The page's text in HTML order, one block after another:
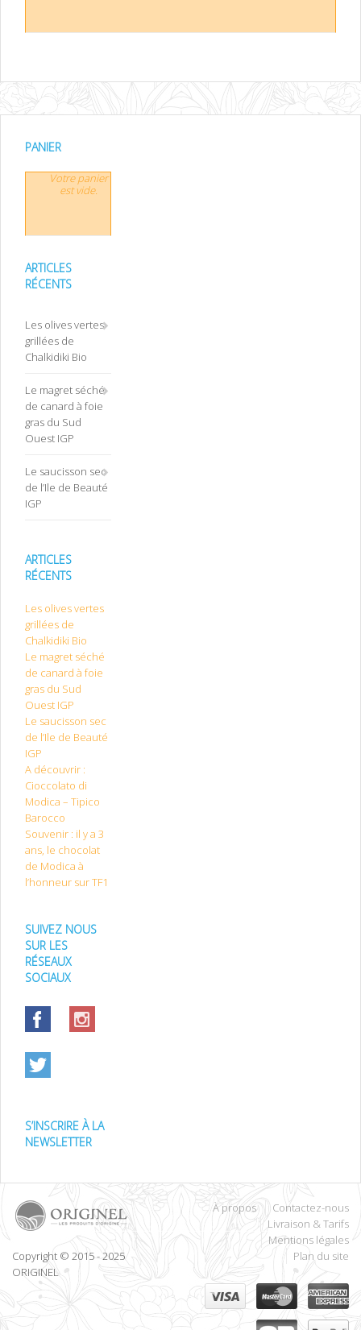
PANIER
Votre panier
est vide.
ARTICLES
RÉCENTS
Les olives vertes
grillées de
Chalkidiki Bio
Le magret séché
de canard à foie
gras du Sud
Ouest IGP
Le saucisson sec
de l’Ile de Beauté
IGP
ARTICLES
RÉCENTS
Les olives vertes
grillées de
Chalkidiki Bio
Le magret séché
de canard à foie
gras du Sud
Ouest IGP
Le saucisson sec
de l’Ile de Beauté
IGP
A découvrir :
Cioccolato di
Modica – Tipico
Barocco
Souvenir : il y a 3
ans, le chocolat
de Modica à
l’honneur sur TF1
SUIVEZ NOUS
SUR LES
RÉSEAUX
SOCIAUX
S’INSCRIRE À LA
NEWSLETTER
Copyright © 2015 - 2025
ORIGINEL
À propos
Contactez-nous
Livraison & Tarifs
Mentions légales
Plan du site